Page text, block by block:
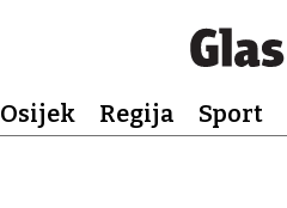
Osijek Regija Sport